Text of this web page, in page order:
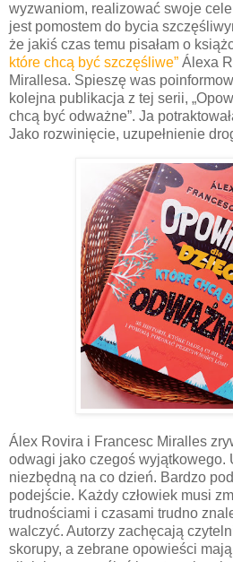
wyzwaniom, realizować swoje
jest pomostem do bycia
że jakiś czas temu pisałam o
które chcą być szczęśliwe” Á lexa
Mirallesa. Spieszę was
kolejna publikacja z tej serii,
chcą być odważne”. Ja
Jako rozwinięcie, uzupełnienie
Á lex Rovira i Francesc Miralles
odwagi jako czegoś wyjątkowego.
niezbędną na co dzień. Bardzo
podejście. Każdy człowiek musi
trudnościami i czasami trudno
walczyć. Autorzy zachęcają
skorupy, a zebrane opowieści